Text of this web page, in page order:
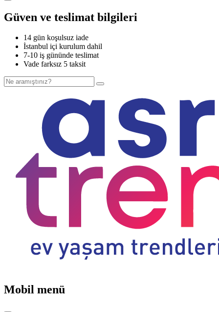
Güven ve teslimat bilgileri
14 gün koşulsuz iade
İstanbul içi kurulum dahil
7-10 iş gününde teslimat
Vade farksız 5 taksit
Mobil menü